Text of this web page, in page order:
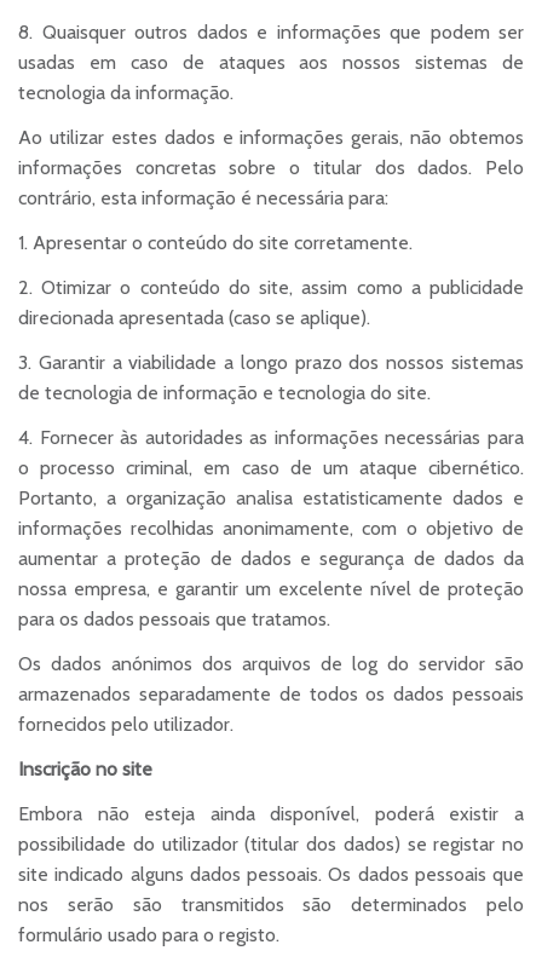
8. Quaisquer outros dados e informações que podem ser
usadas em caso de ataques aos nossos sistemas de
tecnologia da informação.
Ao utilizar estes dados e informações gerais, não obtemos
informações concretas sobre o titular dos dados. Pelo
contrário, esta informação é necessária para:
1. Apresentar o conteúdo do site corretamente.
2. Otimizar o conteúdo do site, assim como a publicidade
direcionada apresentada (caso se aplique).
3. Garantir a viabilidade a longo prazo dos nossos sistemas
de tecnologia de informação e tecnologia do site.
4. Fornecer às autoridades as informações necessárias para
o processo criminal, em caso de um ataque cibernético.
Portanto, a organização analisa estatisticamente dados e
informações recolhidas anonimamente, com o objetivo de
aumentar a proteção de dados e segurança de dados da
nossa empresa, e garantir um excelente nível de proteção
para os dados pessoais que tratamos.
Os dados anónimos dos arquivos de log do servidor são
armazenados separadamente de todos os dados pessoais
fornecidos pelo utilizador.
Inscrição no site
Embora não esteja ainda disponível, poderá existir a
possibilidade do utilizador (titular dos dados) se registar no
site indicado alguns dados pessoais. Os dados pessoais que
nos serão são transmitidos são determinados pelo
formulário usado para o registo.